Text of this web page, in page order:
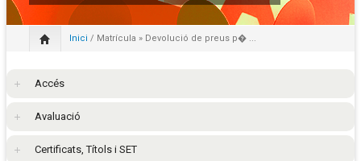
Inici / Matrícula » Devolució de preus p� ...
Accés
Avaluació
Certificats, Títols i SET